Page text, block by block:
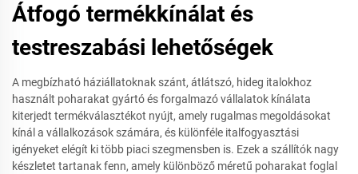
Átfogó termékkínálat és
testreszabási lehetőségek
A megbízható háziállatoknak szánt, átlátszó, hideg italokhoz
használt poharakat gyártó és forgalmazó vállalatok kínálata
kiterjedt termékválasztékot nyújt, amely rugalmas megoldásokat
kínál a vállalkozások számára, és különféle italfogyasztási
igényeket elégít ki több piaci szegmensben is. Ezek a szállítók nagy
készletet tartanak fenn, amely különböző méretű poharakat foglal